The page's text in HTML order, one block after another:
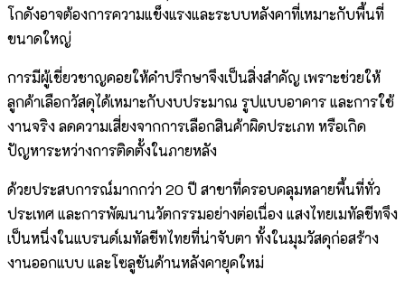
โกดังอาจต้องการความแข็งแรงและระบบหลังคาที่เหมาะกับพื้นที่
ขนาดใหญ่
การมีผู้เชี่ยวชาญคอยให้คำปรึกษาจึงเป็นสิ่งสำคัญ เพราะช่วยให้
ลูกค้าเลือกวัสดุได้เหมาะกับงบประมาณ รูปแบบอาคาร และการใช้
งานจริง ลดความเสี่ยงจากการเลือกสินค้าผิดประเภท หรือเกิด
ปัญหาระหว่างการติดตั้งในภายหลัง
ด้วยประสบการณ์มากกว่า 20 ปี สาขาที่ครอบคลุมหลายพื้นที่ทั่ว
ประเทศ และการพัฒนานวัตกรรมอย่างต่อเนื่อง แสงไทยเมทัลชีทจึง
เป็นหนึ่งในแบรนด์เมทัลชีทไทยที่น่าจับตา ทั้งในมุมวัสดุก่อสร้าง
งานออกแบบ และโซลูชันด้านหลังคายุคใหม่